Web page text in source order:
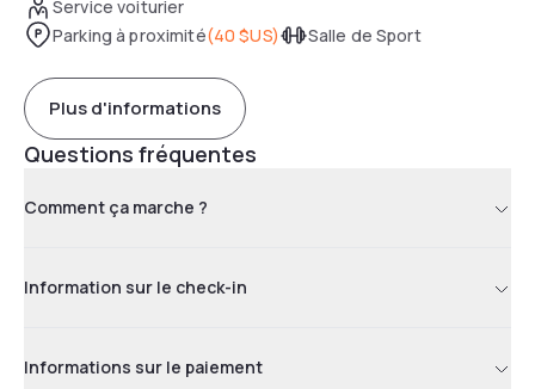
Service voiturier
Parking à proximité(40 $US) Salle de Sport
Plus d'informations
Questions fréquentes
Comment ça marche ?
Information sur le check-in
Informations sur le paiement